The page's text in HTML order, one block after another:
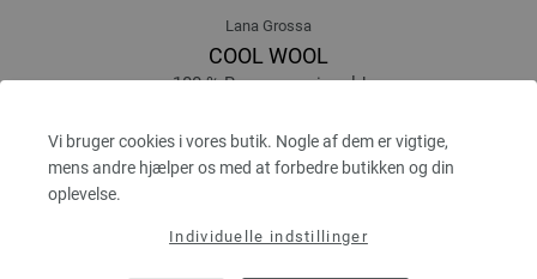
Vi bruger cookies i vores butik. Nogle af dem er vigtige,
mens andre hjælper os med at forbedre butikken og din
oplevelse.
Individuelle indstillinger
Lana Grossa
COOL WOOL
100 % Ren, ny merinould
Pinde-/nåletykkelse: 3 - 3,5
43,70 dkr
eks. moms, med tillæg af forsendelsesomkostninger, Basispris:
prev next